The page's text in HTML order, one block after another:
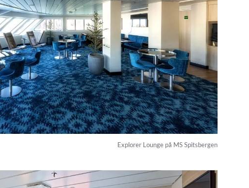
Explorer Lounge på MS Spitsbergen